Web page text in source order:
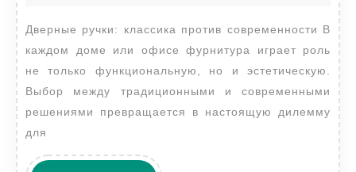
современности
Дверные ручки: классика против современности В
каждом доме или офисе фурнитура играет роль
не только функциональную, но и эстетическую.
Выбор между традиционными и современными
решениями превращается в настоящую дилемму
для